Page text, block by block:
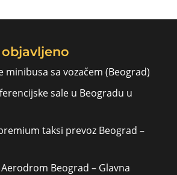
minibusa sa vozačem (Beograd)
sale u Beogradu u
taksi prevoz Beograd –
Beograd – Glavna